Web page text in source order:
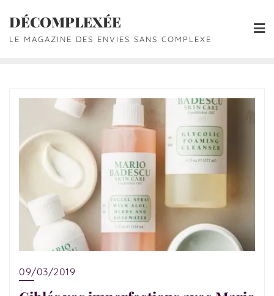
DÉCOMPLEXÉE
LE MAGAZINE DES ENVIES SANS COMPLEXE
09/03/2019